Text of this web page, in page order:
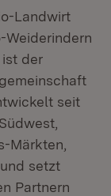
Landwirt
Weiderindern
der
seit
Märkten,
setzt
Partnern